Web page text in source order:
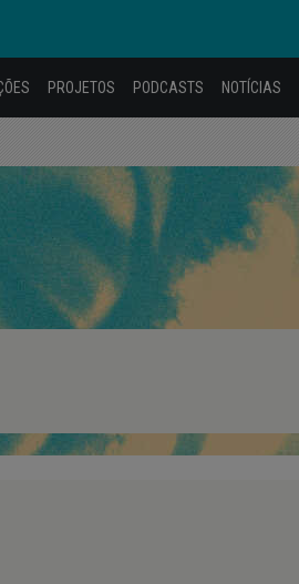
PROJETOS PODCASTS NOTÍCIAS